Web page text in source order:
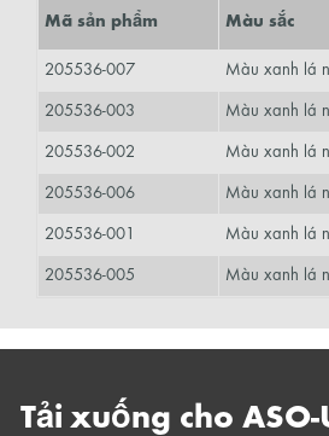
Mã sản phẩm Màu sắc
205536-007 Màu xanh lá
205536-003 Màu xanh lá
205536-002 Màu xanh lá
205536-006 Màu xanh lá
205536-001 Màu xanh lá
205536-005 Màu xanh lá
Tải xuống cho